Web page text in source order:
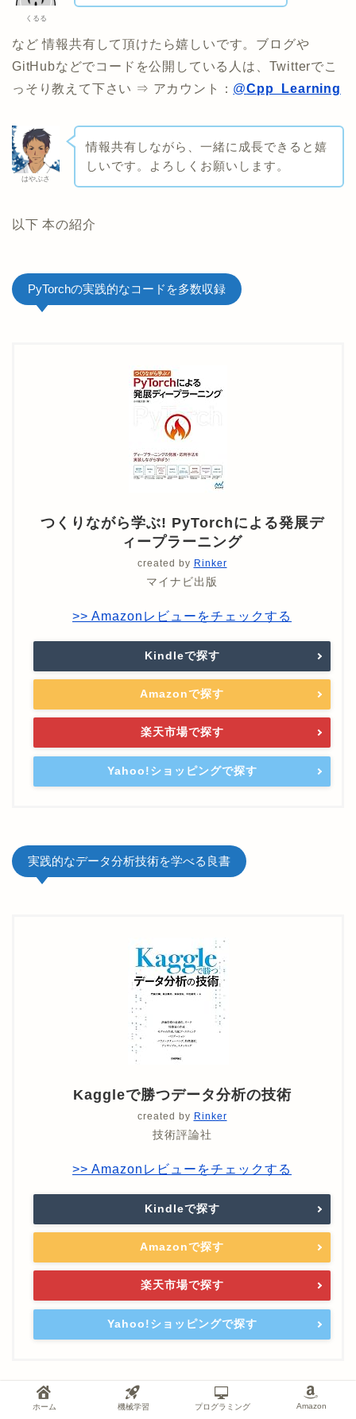
くるる
など 情報共有して頂けたら嬉しいです。ブログや
GitHubなどでコードを公開している人は、Twitterでこ
っそり教えて下さい ⇒ アカウント： @Cpp_Learning
はやぶさ
情報共有しながら、一緒に成長できると嬉
しいです。よろしくお願いします。
以下 本の紹介
PyTorchの実践的なコードを多数収録
つくりながら学ぶ! PyTorchによる発展デ
ィープラーニング
created by Rinker
マイナビ出版
>> Amazonレビューをチェックする
Kindleで探す
Amazonで探す
楽天市場で探す
Yahoo!ショッピングで探す
実践的なデータ分析技術を学べる良書
Kaggleで勝つデータ分析の技術
created by Rinker
技術評論社
>> Amazonレビューをチェックする
Kindleで探す
Amazonで探す
楽天市場で探す
Yahoo!ショッピングで探す
ディープラーニング参考書のベストセラー本
ホーム 機械学習 プログラミング Amazon